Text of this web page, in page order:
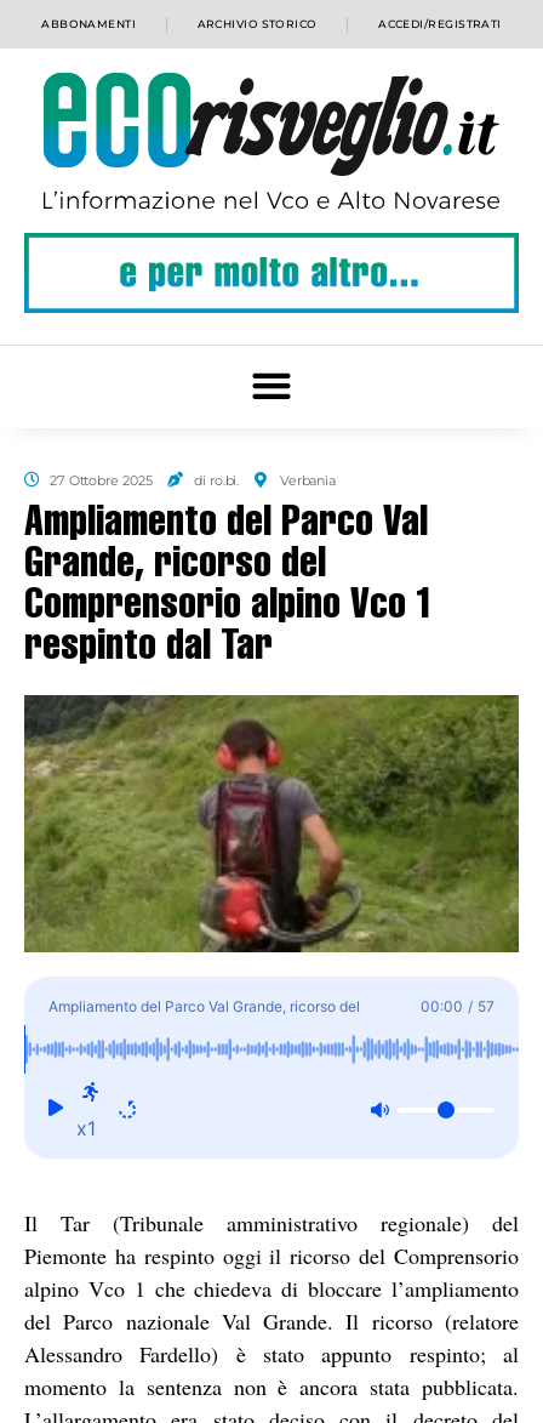
ABBONAMENTI ARCHIVIO STORICO ACCEDI/REGISTRATI
27 Ottobre 2025 di ro.bi. Verbania
Ampliamento del Parco Val
Grande, ricorso del
Comprensorio alpino Vco 1
respinto dal Tar
Ampliamento del Parco Val Grande, ricorso del
Comprensorio alpino Vco 1 respinto dal Tar
00:00 / 57
x1
Il Tar (Tribunale amministrativo regionale) del
Piemonte ha respinto oggi il ricorso del Comprensorio
alpino Vco 1 che chiedeva di bloccare l’ampliamento
del Parco nazionale Val Grande. Il ricorso (relatore
Alessandro Fardello) è stato appunto respinto; al
momento la sentenza non è ancora stata pubblicata.